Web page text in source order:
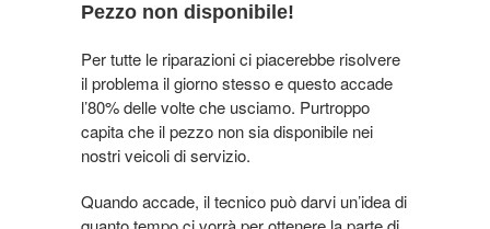
Pezzo non disponibile!
Per tutte le riparazioni ci piacerebbe risolvere
il problema il giorno stesso e questo accade
l’80% delle volte che usciamo. Purtroppo
capita che il pezzo non sia disponibile nei
nostri veicoli di servizio.
Quando accade, il tecnico può darvi un’idea di